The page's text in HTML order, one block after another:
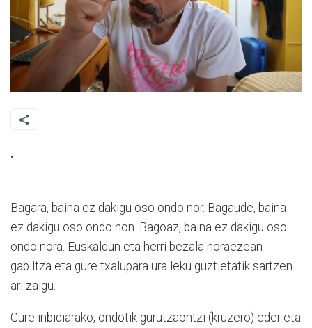
.
Bagara, baina ez dakigu oso ondo nor. Bagaude, baina
ez dakigu oso ondo non. Bagoaz, baina ez dakigu oso
ondo nora. Euskaldun eta herri bezala noraezean
gabiltza eta gure txalupara ura leku guztietatik sartzen
ari zaigu.
Gure inbidiarako, ondotik gurutzaontzi (kruzero) eder eta